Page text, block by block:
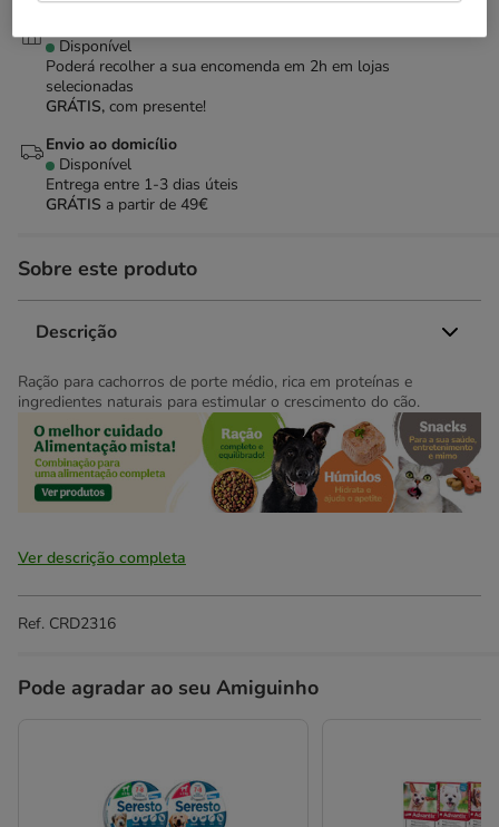
Disponível
Poderá recolher a sua encomenda em 2h em lojas
selecionadas
GRÁTIS, com presente!
Envio ao domicílio
Disponível
Entrega entre 1-3 dias úteis
GRÁTIS a partir de 49€
Sobre este produto
Descrição
Ração para cachorros de porte médio, rica em proteínas e
ingredientes naturais para estimular o crescimento do cão.
Ver descrição completa
Ref. CRD2316
Pode agradar ao seu Amiguinho